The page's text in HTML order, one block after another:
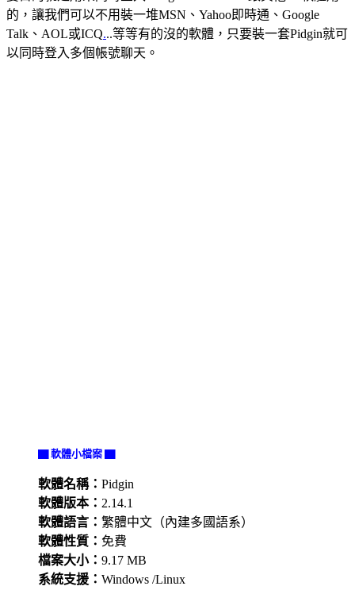
的，讓我們可以不用裝一堆MSN、Yahoo即時通、Google
Talk、AOL或ICQ...等等有的沒的軟體，只要裝一套Pidgin就可
以同時登入多個帳號聊天。
▇ 軟體小檔案 ▇
軟體名稱： Pidgin
軟體版本： 2.14.1
軟體語言： 繁體中文（內建多國語系）
軟體性質： 免費
檔案大小： 9.17 MB
系統支援： Windows /Linux